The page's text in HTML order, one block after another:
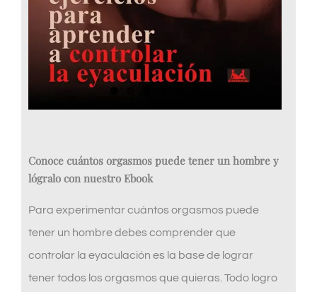
Conoce cuántos orgasmos puede tener un hombre y
lógralo con nuestro Ebook
Para experimentar cuántos orgasmos puede
tener un hombre debes comprender que
controlar la eyaculación es la base de lograr
tener todos los orgasmos que quieras. Todo logro